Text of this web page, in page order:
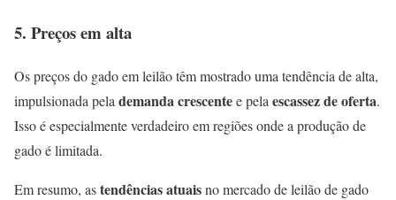
5. Preços em alta
Os preços do gado em leilão têm mostrado uma tendência de alta,
impulsionada pela demanda crescentee pela escassez de oferta.
Isso é especialmente verdadeiro em regiões onde a produção de
gado é limitada.
Em resumo, astendências atuaisno mercado de leilão de gado